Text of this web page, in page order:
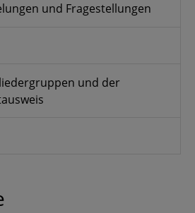
und Fragestellungen
und der